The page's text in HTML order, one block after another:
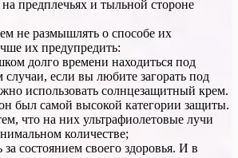
предплечьях и тыльной стороне
не размышлять о способе их
их предупредить:
долго времени находиться под
если вы любите загорать под
использовать солнцезащитный крем.
был самой высокой категории защиты.
что на них ультрафиолетовые лучи
количестве;
состоянием своего здоровья. И в